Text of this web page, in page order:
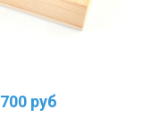
700 руб